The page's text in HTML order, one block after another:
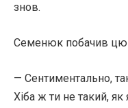
знов.
Семенюк побачив цю
— Сентиментально,
Хіба ж ти не такий,